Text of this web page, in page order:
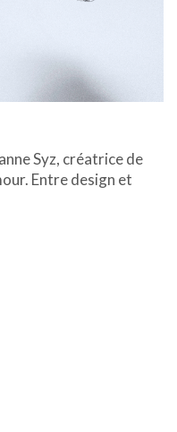
Syz, créatrice de
Entre design et